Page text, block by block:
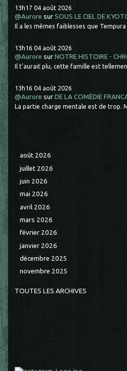
13h17 04 août 2026
@Aurore surSOUS LE CIEL DE
Il a les mêmes faiblesses que
13h16 04 août 2026
@Aurore surNOTRE HISTOIRE -
Il t'aurait plu, cette famille est
13h16 04 août 2026
@Aurore surDE LA COMÉDIE
La partie charge mentale est de trop.
août 2026
juillet 2026
juin 2026
mai 2026
avril 2026
mars 2026
février 2026
janvier 2026
décembre 2025
novembre 2025
TOUTES LES ARCHIVES